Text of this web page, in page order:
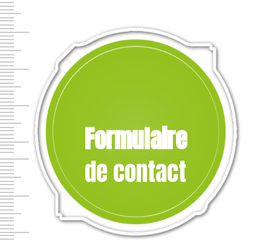
Formulaire
de contact